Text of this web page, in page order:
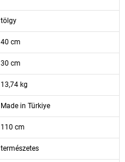
tölgy
40 cm
30 cm
13,74 kg
Made in Türkiye
110 cm
természetes